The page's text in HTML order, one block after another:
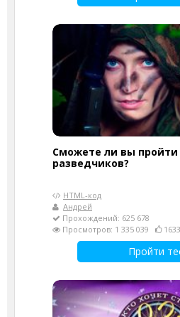
Сможете ли вы пройти
разведчиков?
HTML-код
Андрей
Прохождений: 625 678
Просмотров: 1 335 039
1633
Пройти